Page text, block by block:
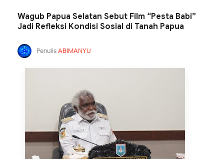
Wagub Papua Selatan Sebut Film “Pesta Babi”
Jadi Refleksi Kondisi Sosial di Tanah Papua
PenulisABIMANYU